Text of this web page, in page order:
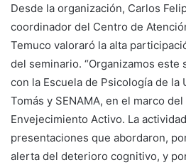
Desde la organización, Carlos
coordinador del Centro de
Temuco valoraró la alta
del seminario. “Organizamos este
con la Escuela de Psicología de la
Tomás y SENAMA, en el marco
Envejecimiento Activo. La
presentaciones que abordaron,
alerta del deterioro cognitivo, y